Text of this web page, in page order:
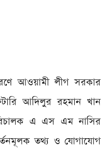
আওয়ামী লীগ সরকার
আদিলুর রহমান খান
এ এস এম নাসির
তথ্য ও যোগাযোগ